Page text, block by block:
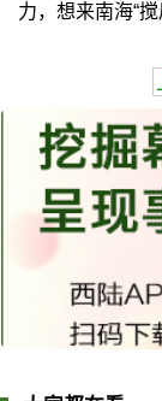
力，想来南海“